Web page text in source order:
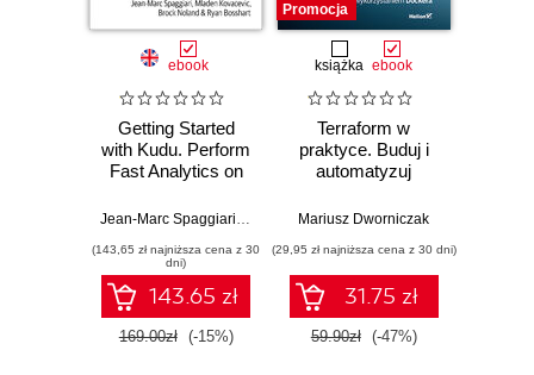
ebook
Getting Started
with Kudu. Perform
Fast Analytics on
Jean-Marc Spaggiari
,Mladen Kovacevic,Brock Noland
(143,65 zł najniższa cena z 30
dni)
143.65 zł
169.00zł (-15%)
Promocja
książka ebook
Terraform w
praktyce. Buduj i
automatyzuj
chmurową oraz
wykorzystaniem
Dockera
Mariusz Dworniczak
(29,95 zł najniższa cena z 30 dni)
31.75 zł
59.90zł (-47%)